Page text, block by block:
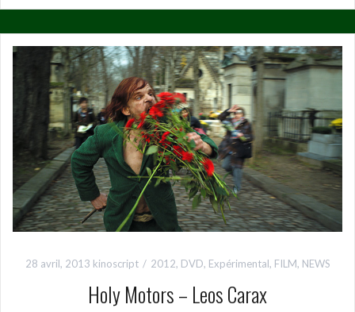
28 avril, 2013 kinoscript 2012, DVD, Expérimental, FILM, NEWS
Holy Motors – Leos Carax